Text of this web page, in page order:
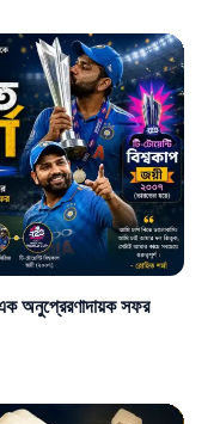
এক অনুপ্রেরণাদায়ক সফর